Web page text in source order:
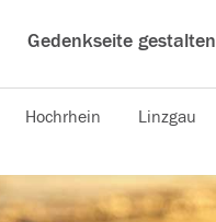
Gedenkseite gestalten
Hochrhein Linzgau